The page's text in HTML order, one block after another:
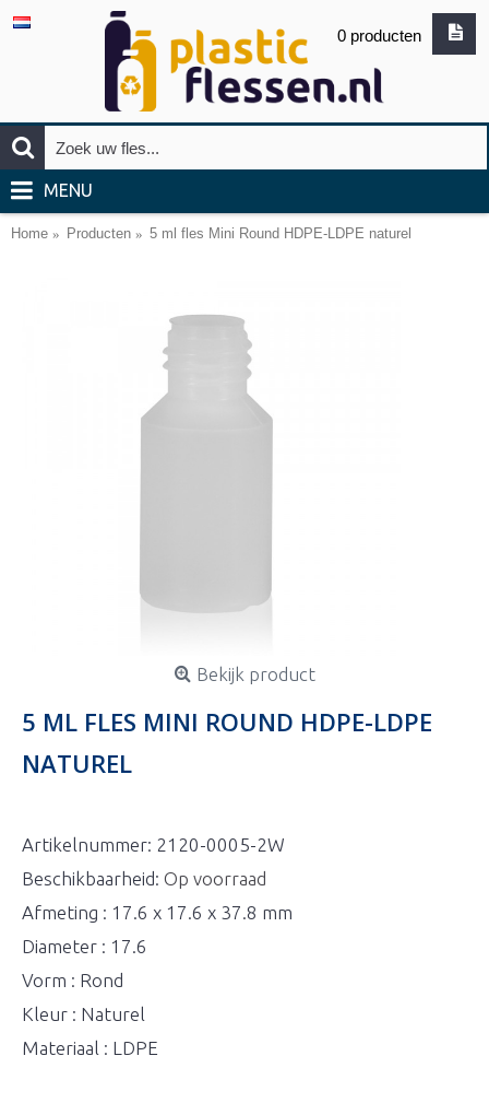
0 producten
MENU
Home Producten 5 ml fles Mini Round HDPE-LDPE naturel
Bekijk product
5 ML FLES MINI ROUND HDPE-LDPE
NATUREL
Artikelnummer: 2120-0005-2W
Beschikbaarheid: Op voorraad
Afmeting : 17.6 x 17.6 x 37.8 mm
Diameter : 17.6
Vorm : Rond
Kleur : Naturel
Materiaal : LDPE